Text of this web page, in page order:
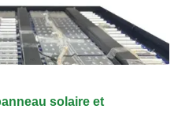
solaire et